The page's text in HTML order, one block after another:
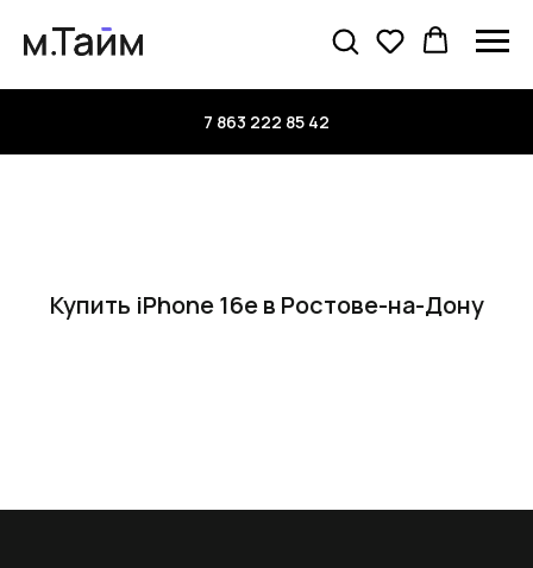
7 863 222 85 42
Купить iPhone 16e в Ростове-на-Дону